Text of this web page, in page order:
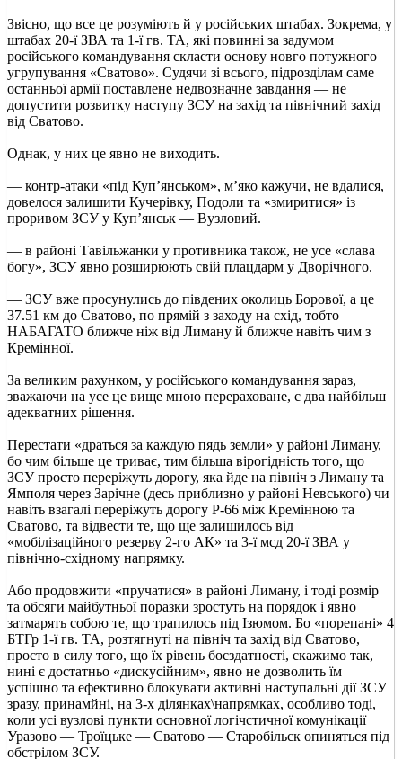
Звісно, що все це розуміють й у російських штабах. Зокрема, у
штабах 20-ї ЗВА та 1-ї гв. ТА, які повинні за задумом
російського командування скласти основу новго потужного
угрупування «Сватово». Судячи зі всього, підрозділам саме
останньої армії поставлене недвозначне завдання — не
допустити розвитку наступу ЗСУ на захід та північний захід
від Сватово.
Однак, у них це явно не виходить.
— контр-атаки «під Куп’янськом», м’яко кажучи, не вдалися,
довелося залишити Кучерівку, Подоли та «змиритися» із
проривом ЗСУ у Куп’янськ — Вузловий.
— в районі Тавільжанки у противника також, не усе «слава
богу», ЗСУ явно розширюють свій плацдарм у Дворічного.
— ЗСУ вже просунулись до південих околиць Борової, а це
37.51 км до Сватово, по прямій з заходу на схід, тобто
НАБАГАТО ближче ніж від Лиману й ближче навіть чим з
Кремінної.
За великим рахунком, у російського командування зараз,
зважаючи на усе це вище мною перераховане, є два найбільш
адекватних рішення.
Перестати «драться за каждую пядь земли» у районі Лиману,
бо чим більше це триває, тим більша вірогідність того, що
ЗСУ просто переріжуть дорогу, яка йде на північ з Лиману та
Ямполя через Зарічне (десь приблизно у районі Невського) чи
навіть взагалі переріжуть дорогу Р-66 між Кремінною та
Сватово, та відвести те, що ще залишилось від
«мобілізаційного резерву 2-го АК» та 3-ї мсд 20-ї ЗВА у
північно-східному напрямку.
Або продовжити «пручатися» в районі Лиману, і тоді розмір
та обсяги майбутньої поразки зростуть на порядок і явно
затмарять собою те, що трапилось під Ізюмом. Бо «порепані» 4
БТГр 1-ї гв. ТА, розтягнуті на північ та захід від Сватово,
просто в силу того, що їх рівень боєздатності, скажимо так,
нині є достатньо «дискусійним», явно не дозволить їм
успішно та ефективно блокувати активні наступальні дії ЗСУ
зразу, принамйні, на 3-х ділянках\напрямках, особливо тоді,
коли усі вузлові пункти основної логічстичної комунікації
Уразово — Троїцьке — Сватово — Старобільск опиняться під
обстрілом ЗСУ.